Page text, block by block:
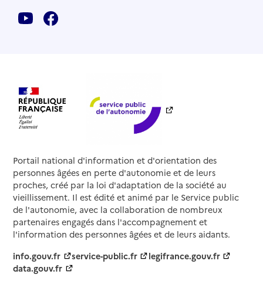
Portail national d'information et d'orientation des
personnes âgées en perte d'autonomie et de leurs
proches, créé par la loi d'adaptation de la société au
vieillissement. Il est édité et animé par le Service public
de l'autonomie, avec la collaboration de nombreux
partenaires engagés dans l'accompagnement et
l'information des personnes âgées et de leurs aidants.
info.gouv.fr
service-public.fr
legifrance.gouv.fr
data.gouv.fr